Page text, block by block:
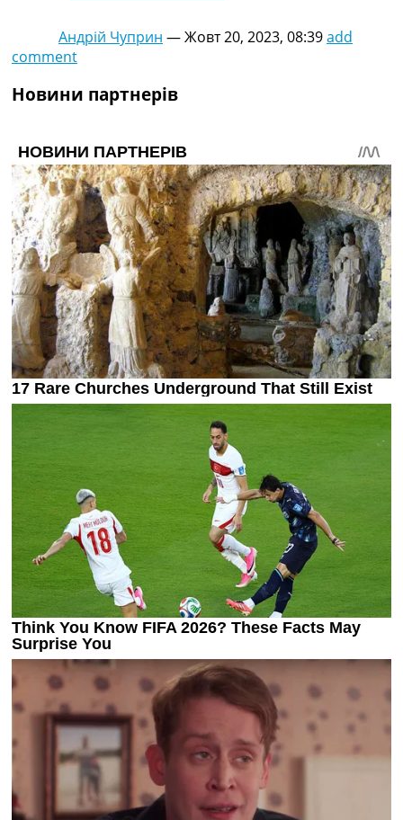
Україна. Прем’єр-Ліга
Україна. Перша Ліга
Англія. Прем’єр-Ліга
Іспанія. Ла Ліга
Таблиці
Чемпіонат Світу. Турнирні таблиці
Таблиця УПЛ
Перша Ліга
Таблиця АПЛ
Таблиця Ла Ліги
Таблиця Ліги Чемпіонів
Всі таблиці >>>
Рейтинги
Рейтинг країн УЄФА
Рейтинг клубів УЄФА
Рейтинг ФІФА
Телепрограма
Андрій Чуприн —Жовт 20, 2023, 08:39add
comment
Новини партнерів